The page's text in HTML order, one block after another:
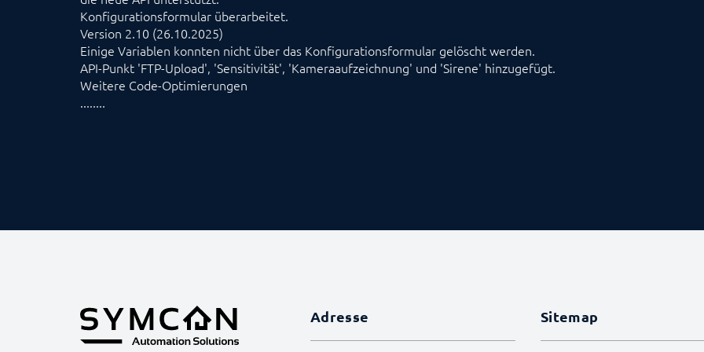
Konfigurationsformular überarbeitet.
Version 2.10 (26.10.2025)
Einige Variablen konnten nicht über das Konfigurationsformular gelöscht werden.
API-Punkt 'FTP-Upload', 'Sensitivität', 'Kameraaufzeichnung' und 'Sirene' hinzugefügt.
Weitere Code-Optimierungen
........
Adresse Sitemap